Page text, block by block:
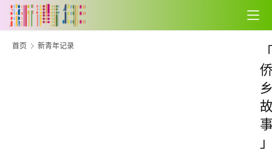
首页 新青年记录